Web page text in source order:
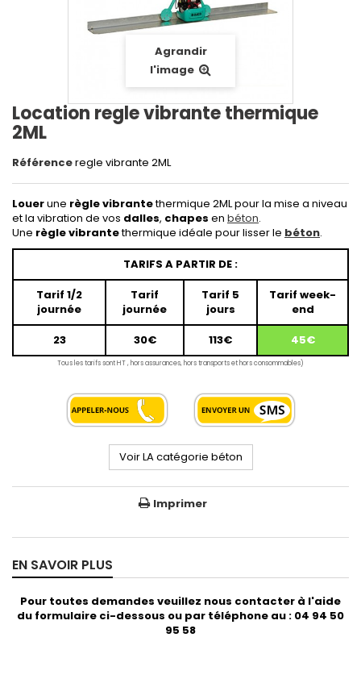
Agrandir
l'image
Location regle vibrante thermique
2ML
Référenceregle vibrante 2ML
Louerune règle vibrantethermique 2ML pour la mise a niveau
et la vibration de vos dalles, chapes en béton.
Une règle vibrantethermique idéale pour lisser le béton.
TARIFS A PARTIR DE :
Tarif 1/2
journée
Tarif
journée
Tarif 5
jours
Tarif week-
end
23
30€ 113€ 45€
Tous les tarifs sont HT , hors assurances, hors transports et hors consommables)
Voir LA catégorie béton
Imprimer
EN SAVOIR PLUS
Pour toutes demandes veuillez nous contacter à l'aide
du formulaire ci-dessous ou par téléphone au : 04 94 50
95 58